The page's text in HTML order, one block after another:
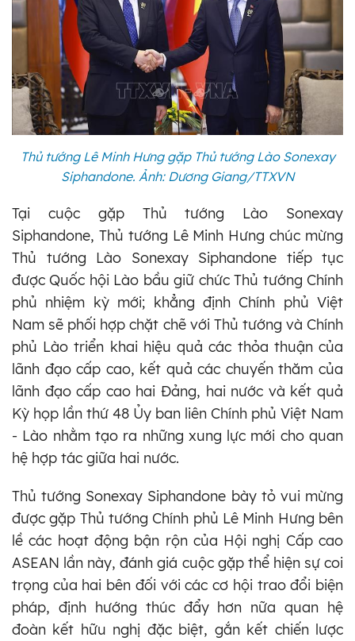
Thủ tướng Lê Minh Hưng gặp Thủ tướng Lào Sonexay
Siphandone. Ảnh: Dương Giang/TTXVN
Tại cuộc gặp Thủ tướng Lào Sonexay
Siphandone, Thủ tướng Lê Minh Hưng chúc mừng
Thủ tướng Lào Sonexay Siphandone tiếp tục
được Quốc hội Lào bầu giữ chức Thủ tướng Chính
phủ nhiệm kỳ mới; khẳng định Chính phủ Việt
Nam sẽ phối hợp chặt chẽ với Thủ tướng và Chính
phủ Lào triển khai hiệu quả các thỏa thuận của
lãnh đạo cấp cao, kết quả các chuyến thăm của
lãnh đạo cấp cao hai Đảng, hai nước và kết quả
Kỳ họp lần thứ 48 Ủy ban liên Chính phủ Việt Nam
- Lào nhằm tạo ra những xung lực mới cho quan
hệ hợp tác giữa hai nước.
Thủ tướng Sonexay Siphandone bày tỏ vui mừng
được gặp Thủ tướng Chính phủ Lê Minh Hưng bên
lề các hoạt động bận rộn của Hội nghị Cấp cao
ASEAN lần này, đánh giá cuộc gặp thể hiện sự coi
trọng của hai bên đối với các cơ hội trao đổi biện
pháp, định hướng thúc đẩy hơn nữa quan hệ
đoàn kết hữu nghị đặc biệt, gắn kết chiến lược